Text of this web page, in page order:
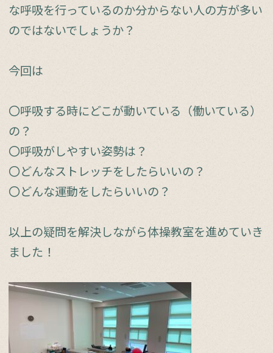
な呼吸を行っているのか分からない人の方が多い
のではないでしょうか？
今回は
〇呼吸する時にどこが動いている（働いている）
の？
〇呼吸がしやすい姿勢は？
〇どんなストレッチをしたらいいの？
〇どんな運動をしたらいいの？
以上の疑問を解決しながら体操教室を進めていき
ました！